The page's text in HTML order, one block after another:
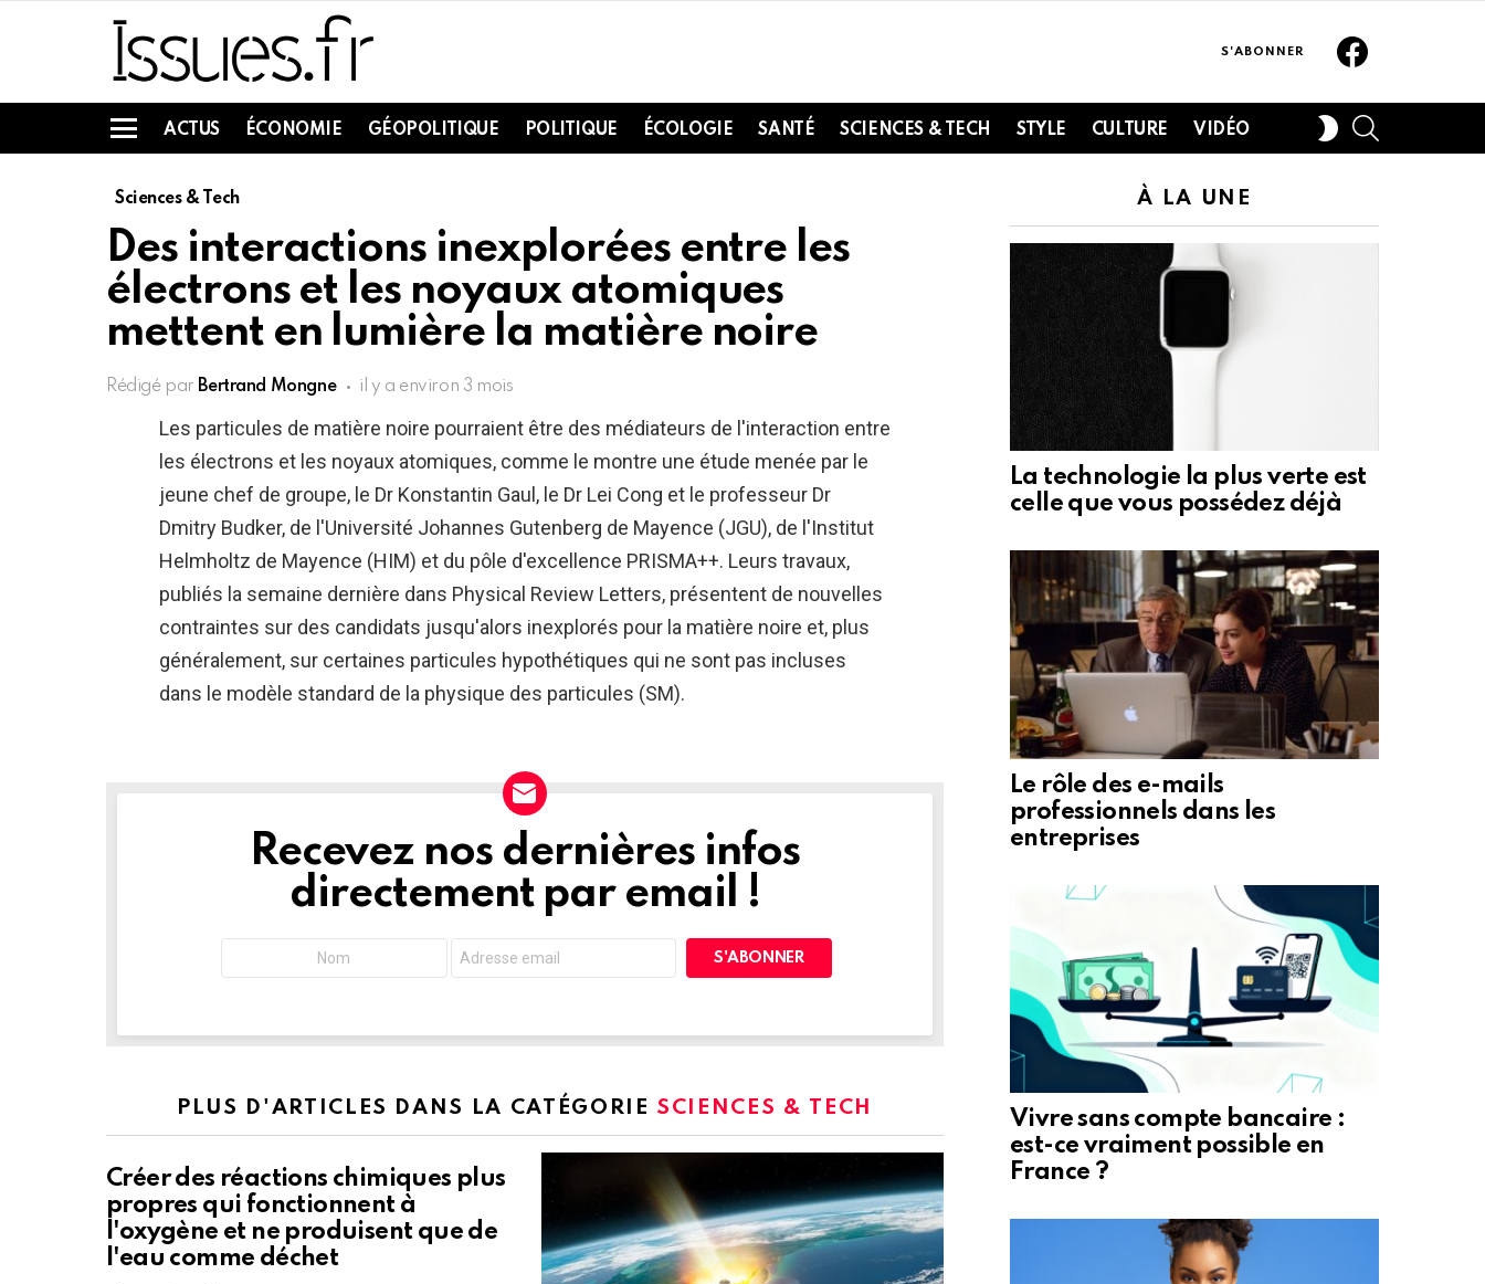
S'ABONNER
Menu
ACTUS ÉCONOMIE GÉOPOLITIQUE POLITIQUE ÉCOLOGIE SANTÉ SCIENCES & TECH STYLE CULTURE VIDÉO
SWITCH
SKIN
Sciences & Tech
Des interactions inexplorées entre les
électrons et les noyaux atomiques
mettent en lumière la matière noire
Rédigé par Bertrand Mongne il y a environ 3 mois
Les particules de matière noire pourraient être des médiateurs de l'interaction entre
les électrons et les noyaux atomiques, comme le montre une étude menée par le
jeune chef de groupe, le Dr Konstantin Gaul, le Dr Lei Cong et le professeur Dr
Dmitry Budker, de l'Université Johannes Gutenberg de Mayence (JGU), de l'Institut
Helmholtz de Mayence (HIM) et du pôle d'excellence PRISMA++. Leurs travaux,
publiés la semaine dernière dans Physical Review Letters, présentent de nouvelles
contraintes sur des candidats jusqu'alors inexplorés pour la matière noire et, plus
généralement, sur certaines particules hypothétiques qui ne sont pas incluses
dans le modèle standard de la physique des particules (SM).
NEWSLETTERRecevez nos dernières infos
directement par email !
PLUS D'ARTICLES DANS LA CATÉGORIE SCIENCES & TECH
Créer des réactions chimiques plus
propres qui fonctionnent à
l'oxygène et ne produisent que de
l'eau comme déchet
À LA UNE
La technologie la plus verte est
celle que vous possédez déjà
Le rôle des e-mails
professionnels dans les
entreprises
Vivre sans compte bancaire :
est-ce vraiment possible en
France ?